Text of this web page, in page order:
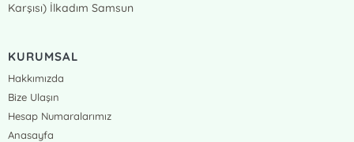
Karşısı) İlkadım Samsun
KURUMSAL
Hakkımızda
Bize Ulaşın
Hesap Numaralarımız
Anasayfa